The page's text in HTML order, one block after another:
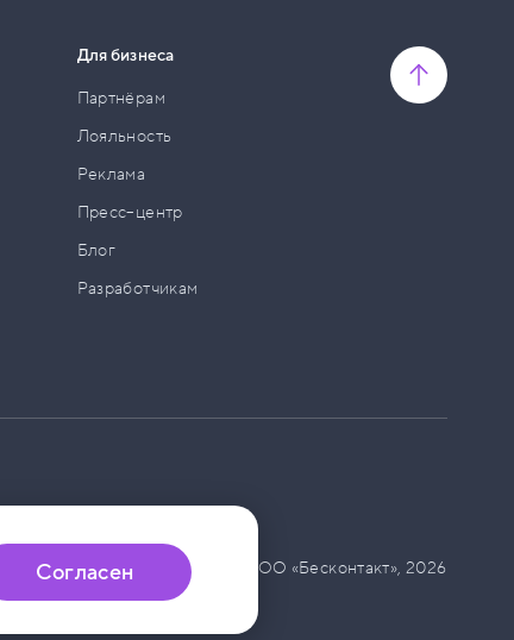
Для бизнеса
Партнёрам
Лояльность
Реклама
Пресс–центр
Блог
Разработчикам
© ООО «Бесконтакт», 2026
Согласен